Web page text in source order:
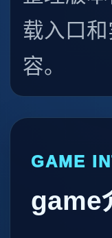
载入口
容。
GAME
game